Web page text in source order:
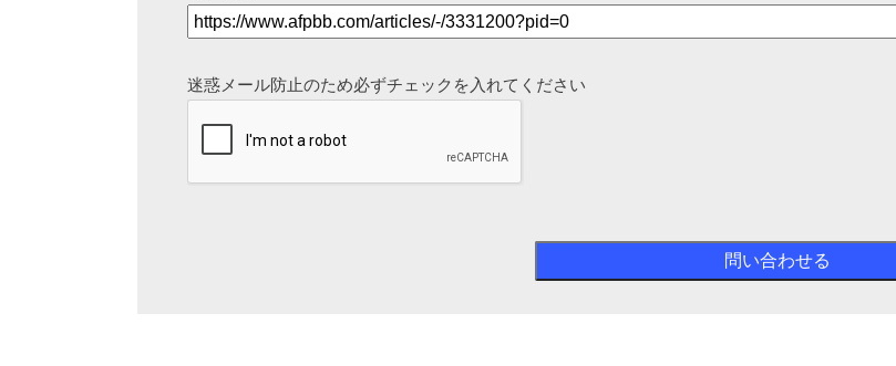
迷惑メール防止のため必ずチェックを入れてください